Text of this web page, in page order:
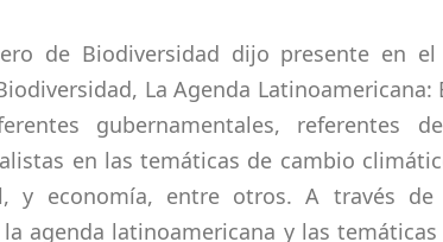
de Biodiversidad dijo presente en el
La Agenda
gubernamentales, referentes
en las temáticas de cambio
y economía, entre otros. A través
la agenda latinoamericana y las